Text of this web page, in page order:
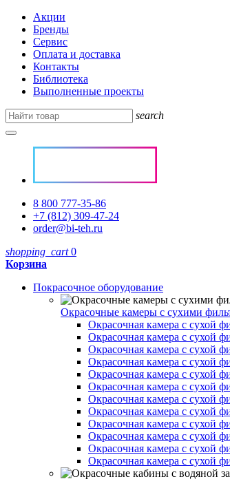
Акции
Бренды
Сервис
Оплата и доставка
Контакты
Библиотека
Выполненные проекты
search
8 800 777-35-86
+7 (812) 309-47-24
order@bi-teh.ru
shopping_cart 0
Корзина
Покрасочное оборудование
Окрасочные камеры с сухими
Окрасочная камера с сухой
Окрасочная камера с сухой
Окрасочная камера с сухой
Окрасочная камера с сухой
Окрасочная камера с сухой
Окрасочная камера с сухой
Окрасочная камера с сухой
Окрасочная камера с сухой
Окрасочная камера с сухой
Окрасочная камера с сухой
Окрасочная камера с сухой
Окрасочная камера с сухой